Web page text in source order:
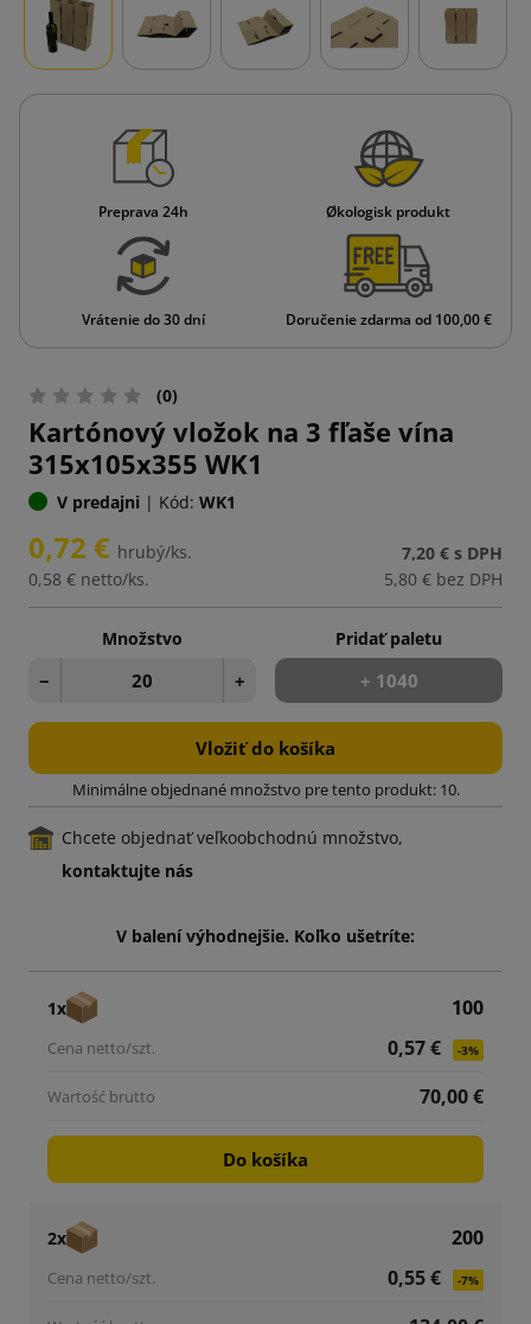
Preprava 24h Økologisk produkt
Vrátenie do 30 dní Doručenie zdarma od 100,00 €
(0)
Kartónový vložok na 3 fľaše vína
315x105x355 WK1
V predajni | Kód: WK1
0,72 € hrubý/ks.
0,58 € netto/ks.
7,20 € s DPH
5,80 € bez DPH
Množstvo
− +
Pridať paletu
+ 1040
Vložiť do košíka
Minimálne objednané množstvo pre tento produkt: 10.
Chcete objednať veľkoobchodnú množstvo,
kontaktujte nás
V balení výhodnejšie. Koľko ušetríte:
1x
100
0,57 €
-3%
70,00 €
Do košíka
2x
200
0,55 €
-7%